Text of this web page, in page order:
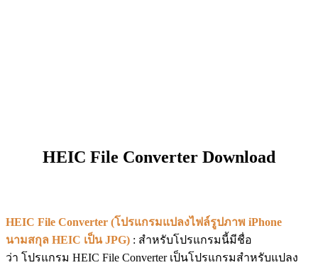
HEIC File Converter Download
HEIC File Converter (โปรแกรมแปลงไฟล์รูปภาพ iPhone
นามสกุล HEIC เป็น JPG) : สำหรับโปรแกรมนี้มีชื่อ
ว่า โปรแกรม HEIC File Converter เป็นโปรแกรมสำหรับแปลง